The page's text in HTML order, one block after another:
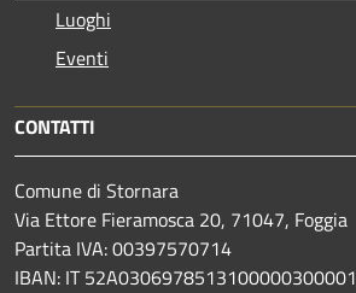
Luoghi
Eventi
CONTATTI
Comune di Stornara
Via Ettore Fieramosca 20, 71047, Foggia
Partita IVA: 00397570714
IBAN: IT 52A0306978513100000300001